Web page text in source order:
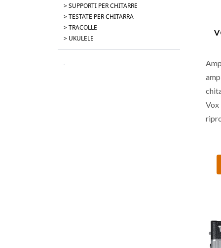
> SUPPORTI PER CHITARRE
> TESTATE PER CHITARRA
> TRACOLLE
> UKULELE
Vox